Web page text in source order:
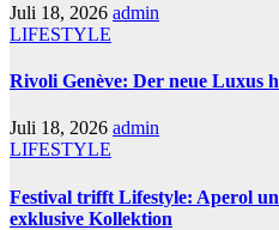
Juli 18, 2026 admin
LIFESTYLE
Rivoli Genève: Der neue Luxus
Juli 18, 2026 admin
LIFESTYLE
Festival trifft Lifestyle: Aperol
exklusive Kollektion